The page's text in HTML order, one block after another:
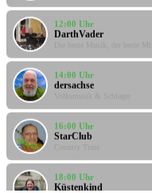
12:00 Uhr
DarthVader
Die beste Musik, der beste Mix
14:00 Uhr
dersachse
Volksmusik & Schlager
16:00 Uhr
StarClub
Country Time
18:00 Uhr
Küstenkind
bunte Musikbox